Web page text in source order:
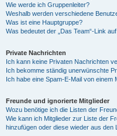
Wie werde ich Gruppenleiter?
Weshalb werden verschiedene
Was ist eine Hauptgruppe?
Was bedeutet der „Das Team“-Link
Private Nachrichten
Ich kann keine Privaten Nachrichten
Ich bekomme ständig unerwünschte
Ich habe eine Spam-E-Mail von einem
Freunde und ignorierte Mitglieder
Wozu benötige ich die Listen der
Wie kann ich Mitglieder zur Liste der
hinzufügen oder diese wieder aus den